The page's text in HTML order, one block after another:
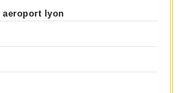
lyon